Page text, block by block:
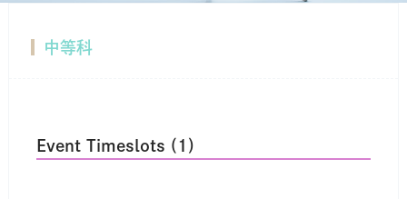
中等科
Event Timeslots (1)